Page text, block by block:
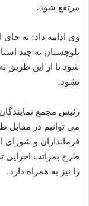
مرتفع شود.
وی ادامه داد: به
بلوچستان به چند
شود تا از این طریق
نشود.
رئیس مجمع
می توانیم در مقابل
فرمانداران و شورای
طرح بمراتب
را نیز به همراه دارد.